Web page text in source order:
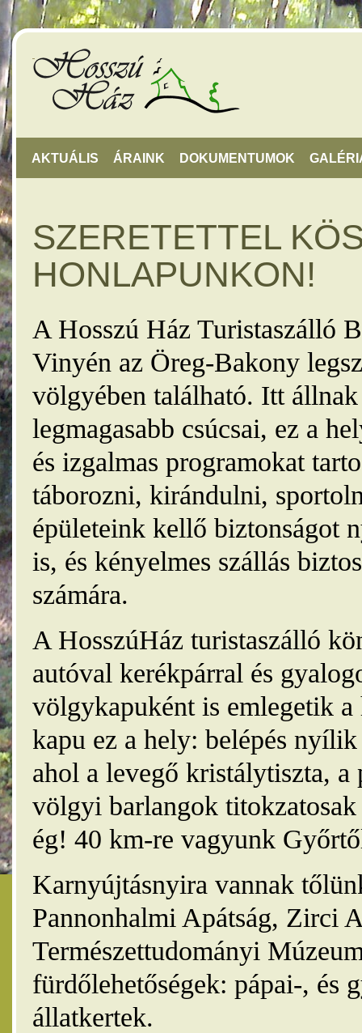
AKTUÁLIS ÁRAINK DOKUMENTUMOK
SZERETETTEL
HONLAPUNKON!
A Hosszú Ház Turistaszálló
Vinyén az Öreg-Bakony
völgyében található. Itt
legmagasabb csúcsai, ez a
és izgalmas programokat
táborozni, kirándulni,
épületeink kellő biztonságot
is, és kényelmes szállás
számára.
A HosszúHáz turistaszálló
autóval kerékpárral és
völgykapuként is emlegetik
kapu ez a hely: belépés
ahol a levegő kristálytiszta, a
völgyi barlangok
ég! 40 km-re vagyunk
Karnyújtásnyira vannak
Pannonhalmi Apátság, Zirci
Természettudományi
fürdőlehetőségek: pápai-, és
állatkertek.